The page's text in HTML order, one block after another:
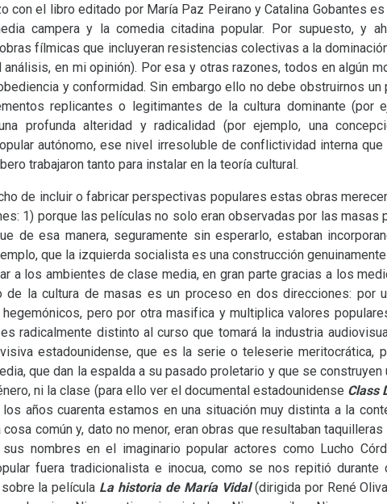
con el libro editado por María Paz Peirano y Catalina Gobantes
campera y la comedia citadina popular. Por supuesto, y
fílmicas que incluyeran resistencias colectivas a la
en mi opinión). Por esa y otras razones, todos en algún
y conformidad. Sin embargo ello no debe obstruirnos un
replicantes o legitimantes de la cultura dominante (por
profunda alteridad y radicalidad (por ejemplo, una
autónomo, ese nivel irresoluble de conflictividad interna que
trabajaron tanto para instalar en la teoría cultural.
de incluir o fabricar perspectivas populares estas obras
1) porque las películas no solo eran observadas por las masas
de esa manera, seguramente sin esperarlo, estaban
que la izquierda socialista es una construcción genuinamente
a los ambientes de clase media, en gran parte gracias a los
la cultura de masas es un proceso en dos direcciones: por
pero por otra masifica y multiplica valores
radicalmente distinto al curso que tomará la industria
estadounidense, que es la serie o teleserie meritocrática,
que dan la espalda a su pasado proletario y que se construyen
ni la clase (para ello ver el documental estadounidense Class
años cuarenta estamos en una situación muy distinta a la
común y, dato no menor, eran obras que resultaban
nombres en el imaginario popular actores como Lucho
fuera tradicionalista e inocua, como se nos repitió durante
la película La historia de María Vidal(dirigida por René